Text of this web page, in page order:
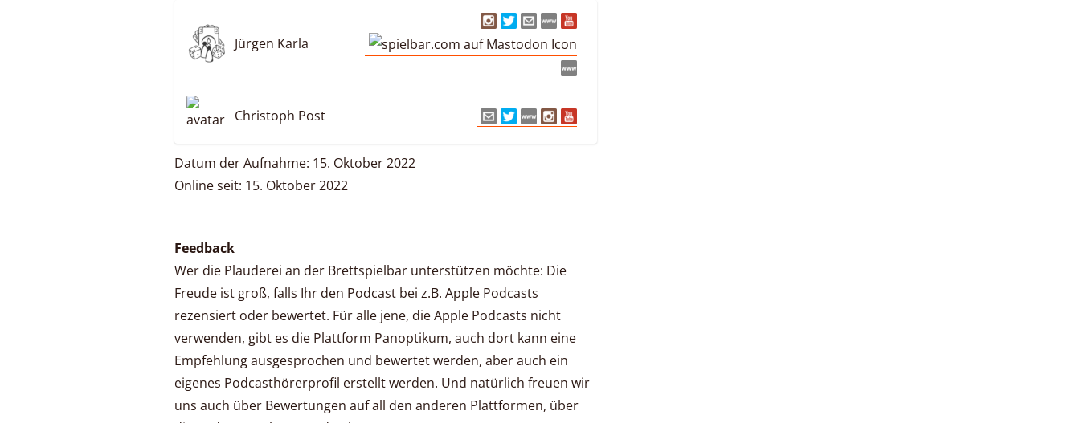
Jürgen Karla
Christoph Post
Datum der Aufnahme: 15. Oktober 2022
Online seit: 15. Oktober 2022
Feedback
Wer die Plauderei an der Brettspielbar unterstützen möchte: Die
Freude ist groß, falls Ihr den Podcast bei z.B. Apple Podcasts
rezensiert oder bewertet. Für alle jene, die Apple Podcasts nicht
verwenden, gibt es die Plattform Panoptikum, auch dort kann eine
Empfehlung ausgesprochen und bewertet werden, aber auch ein
eigenes Podcasthörerprofil erstellt werden. Und natürlich freuen wir
uns auch über Bewertungen auf all den anderen Plattformen, über